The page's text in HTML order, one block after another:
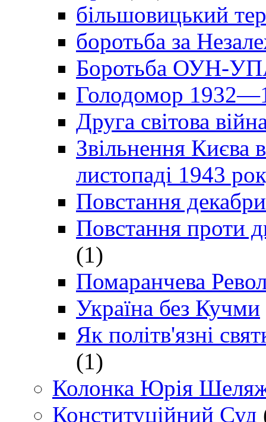
більшовицький
боротьба за
Боротьба ОУН-УПА
Голодомор
Друга світова
Звільнення Києва
листопаді 1943
Повстання
Повстання проти
(1)
Помаранчева
Україна без Кучми
Як політв'язні
(1)
Колонка Юрія
Конституційний Суд